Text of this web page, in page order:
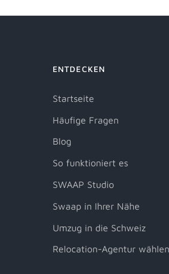
ENTDECKEN
Startseite
Häufige Fragen
Blog
So funktioniert es
SWAAP Studio
Swaap in Ihrer Nähe
Umzug in die Schweiz
Relocation-Agentur wählen